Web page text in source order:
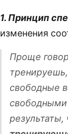
1. Принцип
изменения
Проще
свободные